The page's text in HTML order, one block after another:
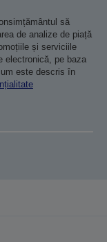
să
de analize de piață
și serviciile
electronică, pe baza
este descris în